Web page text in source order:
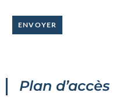
ENVOYER
Plan d’accès